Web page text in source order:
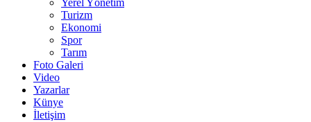
Yerel Yönetim
Turizm
Ekonomi
Spor
Tarım
Foto Galeri
Video
Yazarlar
Künye
İletişim